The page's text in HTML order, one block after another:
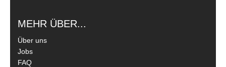
MEHR ÜBER...
Über uns
Jobs
FAQ